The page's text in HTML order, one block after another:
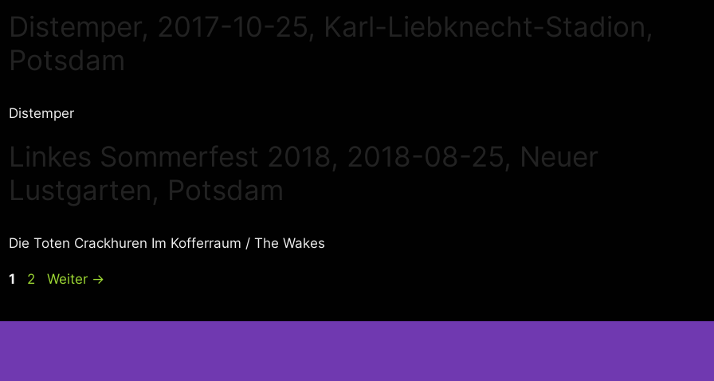
Distemper, 2017-10-25, Karl-Liebknecht-Stadion,
Potsdam
Distemper
Linkes Sommerfest 2018, 2018-08-25, Neuer
Lustgarten, Potsdam
Die Toten Crackhuren Im Kofferraum / The Wakes
Seite
1 Seite
2 Weiter →